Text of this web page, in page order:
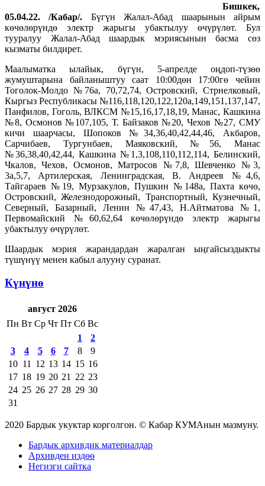
Бишкек,
05.04.22. /Кабар/. Бүгүн Жалал-Абад шаарынын айрым
көчөлөрүндө электр жарыгы убактылуу өчүрүлөт. Бул
тууралуу Жалал-Абад шаардык мэриясынын басма сөз
кызматы билдирет.
Маалыматка ылайык, бүгүн, 5-апрелде оңдоп-түзөө
жумуштарына байланыштуу саат 10:00дөн 17:00гө чейин
Тоголок-Молдо №76а, 70,72,74, Островский, Стрнелковый,
Кыргыз Республикасы №116,118,120,122,120а,149,151,137,147,
Панфилов, Гоголь, ВЛКСМ №15,16,17,18,19, Манас, Кашкина
№8, Осмонов №107,105, Т. Байзаков №20, Чехов №27, СМУ
кичи шаарчасы, Шопоков №34,36,40,42,44,46, Акбаров,
Сарчибаев, Тургунбаев, Маяковский, №56, Манас
№36,38,40,42,44, Кашкина №1,3,108,110,112,114, Белинский,
Чкалов, Чехов, Осмонов, Матросов №7,8, Шевченко №3,
3а,5,7, Артилерская, Ленинградская, В. Андреев №4,6,
Тайгараев №19, Мурзакулов, Пушкин №148а, Пахта көчө,
Островский, Железнодорожный, Транспортный, Кузнечный,
Северный, Базарный, Ленин №47,43, Н.Айтматова №1,
Первомайский №60,62,64 көчөлөрүндө электр жарыгы
убактылуу өчүрүлөт.
Шаардык мэрия жарандардан жаралган ыңгайсыздыкты
түшүнүү менен кабыл алууну суранат.
Күнүнө
август 2026
Пн Вт Ср Чт Пт Сб Вс
1
2
3
4 5 6 7 8
9
10 11 12 13 14 15 16
17 18 19 20 21 22 23
24 25 26 27 28 29 30
31
2020 Бардык укуктар корголгон. © Кабар КУМАнын мазмуну.
Бардык архивдик материалдар
Архивден издөө
Негизги сайтка